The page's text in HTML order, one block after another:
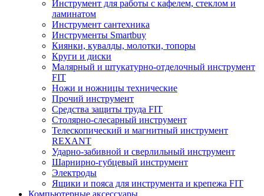
Инструмент для работы с кафелем, стеклом и
ламинатом
Инструмент сантехника
Инструменты Smartbuy
Киянки, кувалды, молотки, топоры
Круги и диски
Малярный и штукатурно-отделочный инструмент
FIT
Ножи и ножницы технические
Прочий инструмент
Средства защиты труда FIT
Столярно-слесарный инструмент
Телескопический и магнитный инструмент
REXANT
Ударно-забивной и сверлильный инструмент
Шарнирно-губцевый инструмент
Электроды
Ящики и пояса для инструмента и крепежа FIT